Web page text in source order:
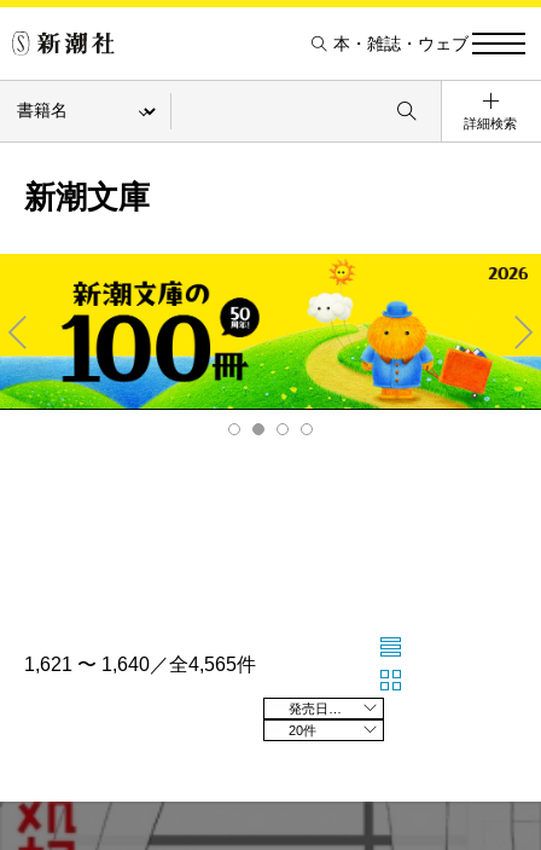
本・雑誌・ウェブ
詳細検索
新潮文庫
Pre
v
Ne
xt
1,621 〜 1,640／全4,565件
20件